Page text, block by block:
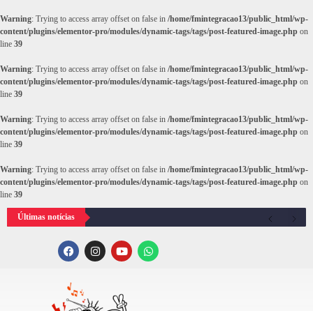
Warning: Trying to access array offset on false in /home/fmintegracao13/public_html/wp-
content/plugins/elementor-pro/modules/dynamic-tags/tags/post-featured-image.php on
line 39
Warning: Trying to access array offset on false in /home/fmintegracao13/public_html/wp-
content/plugins/elementor-pro/modules/dynamic-tags/tags/post-featured-image.php on
line 39
Warning: Trying to access array offset on false in /home/fmintegracao13/public_html/wp-
content/plugins/elementor-pro/modules/dynamic-tags/tags/post-featured-image.php on
line 39
Warning: Trying to access array offset on false in /home/fmintegracao13/public_html/wp-
content/plugins/elementor-pro/modules/dynamic-tags/tags/post-featured-image.php on
line 39
Últimas notícias